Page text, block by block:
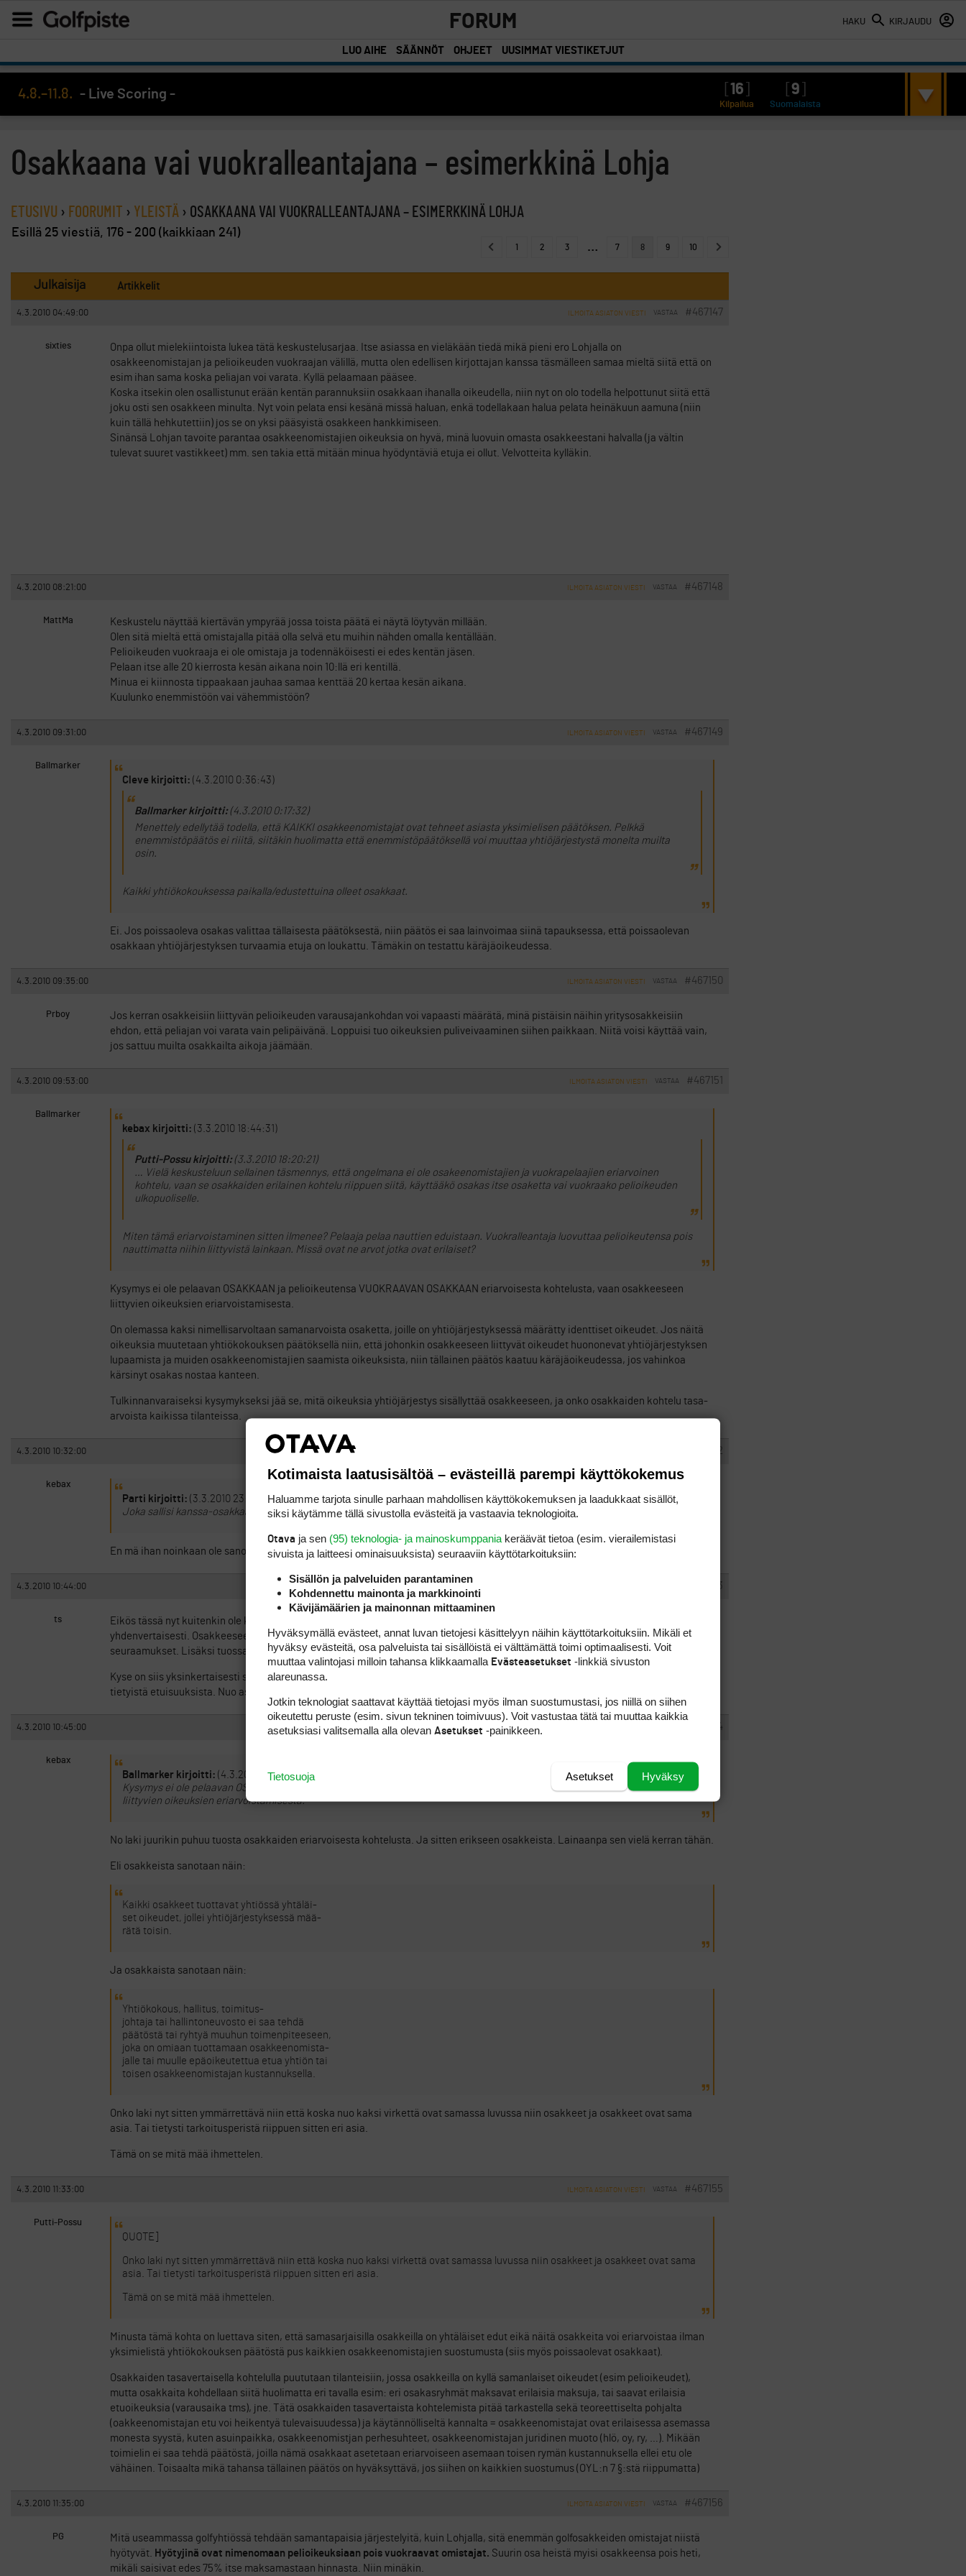
HAKU KIRJAUDU
FORUM
LUO AIHE SÄÄNNÖT OHJEET UUSIMMAT VIESTIKETJUT
4.8.–11.8. - Live Scoring - 16 9
Kilpailua Suomalaista
Osakkaana vai vuokralleantajana – esimerkkinä Lohja
ETUSIVU › FOORUMIT › YLEISTÄ › OSAKKAANA VAI VUOKRALLEANTAJANA – ESIMERKKINÄ LOHJA
Esillä 25 viestiä, 176 - 200 (kaikkiaan 241)
1 2 3 … 7 8 9 10
Julkaisija Artikkelit
4.3.2010 04:49:00 #467147
VASTAA
ILMOITA ASIATON VIESTI
sixties
Onpa ollut mielekiintoista lukea tätä keskustelusarjaa. Itse asiassa en vieläkään tiedä mikä pieni ero Lohjalla on
osakkeenomistajan ja pelioikeuden vuokraajan välillä, mutta olen edellisen kirjottajan kanssa täsmälleen samaa mieltä siitä että on
esim ihan sama koska peliajan voi varata. Kyllä pelaamaan pääsee.
Koska itsekin olen osallistunut erään kentän parannuksiin osakkaan ihanalla oikeudella, niin nyt on olo todella helpottunut siitä että
joku osti sen osakkeen minulta. Nyt voin pelata ensi kesänä missä haluan, enkä todellakaan halua pelata heinäkuun aamuna (niin
kuin tällä hehkutettiin) jos se on yksi pääsyistä osakkeen hankkimiseen.
Sinänsä Lohjan tavoite parantaa osakkeenomistajien oikeuksia on hyvä, minä luovuin omasta osakkeestani halvalla (ja vältin
tulevat suuret vastikkeet) mm. sen takia että mitään minua hyödyntäviä etuja ei ollut. Velvotteita kylläkin.
4.3.2010 08:21:00 #467148
VASTAA
ILMOITA ASIATON VIESTI
MattMa
Keskustelu näyttää kiertävän ympyrää jossa toista päätä ei näytä löytyvän millään.
Olen sitä mieltä että omistajalla pitää olla selvä etu muihin nähden omalla kentällään.
Pelioikeuden vuokraaja ei ole omistaja ja todennäköisesti ei edes kentän jäsen.
Pelaan itse alle 20 kierrosta kesän aikana noin 10:llä eri kentillä.
Minua ei kiinnosta tippaakaan jauhaa samaa kenttää 20 kertaa kesän aikana.
Kuulunko enemmistöön vai vähemmistöön?
4.3.2010 09:31:00 #467149
VASTAA
ILMOITA ASIATON VIESTI
Ballmarker
Cleve kirjoitti: (4.3.2010 0:36:43)
Ballmarker kirjoitti:(4.3.2010 0:17:32)
Menettely edellytää todella, että KAIKKI osakkeenomistajat ovat tehneet asiasta yksimielisen päätöksen. Pelkkä
enemmistöpäätös ei riiitä, siitäkin huolimatta että enemmistöpäätöksellä voi muuttaa yhtiöjärjestystä monelta muilta
osin.
Kaikki yhtiökokouksessa paikalla/edustettuina olleet osakkaat.
Ei. Jos poissaoleva osakas valittaa tällaisesta päätöksestä, niin päätös ei saa lainvoimaa siinä tapauksessa, että poissaolevan
osakkaan yhtiöjärjestyksen turvaamia etuja on loukattu. Tämäkin on testattu käräjäoikeudessa.
4.3.2010 09:35:00 #467150
VASTAA
ILMOITA ASIATON VIESTI
Prboy
Jos kerran osakkeisiin liittyvän pelioikeuden varausajankohdan voi vapaasti määrätä, minä pistäisin näihin yritysosakkeisiin
ehdon, että peliajan voi varata vain pelipäivänä. Loppuisi tuo oikeuksien puliveivaaminen siihen paikkaan. Niitä voisi käyttää vain,
jos sattuu muilta osakkailta aikoja jäämään.
4.3.2010 09:53:00 #467151
VASTAA
ILMOITA ASIATON VIESTI
Ballmarker
kebax kirjoitti: (3.3.2010 18:44:31)
Putti-Possu kirjoitti:(3.3.2010 18:20:21)
… Vielä keskusteluun sellainen täsmennys, että ongelmana ei ole osakeenomistajien ja vuokrapelaajien eriarvoinen
kohtelu, vaan se osakkaiden erilainen kohtelu riippuen siitä, käyttääkö osakas itse osaketta vai vuokraako pelioikeuden
ulkopuoliselle.
Miten tämä eriarvoistaminen sitten ilmenee? Pelaaja pelaa nauttien eduistaan. Vuokralleantaja luovuttaa pelioikeutensa pois
nauttimatta niihin liittyvistä lainkaan. Missä ovat ne arvot jotka ovat erilaiset?
Kysymys ei ole pelaavan OSAKKAAN ja pelioikeutensa VUOKRAAVAN OSAKKAAN eriarvoisesta kohtelusta, vaan osakkeeseen
liittyvien oikeuksien eriarvoistamisesta.
On olemassa kaksi nimellisarvoltaan samanarvoista osaketta, joille on yhtiöjärjestyksessä määrätty identtiset oikeudet. Jos näitä
oikeuksia muutetaan yhtiökokouksen päätöksellä niin, että johonkin osakkeeseen liittyvät oikeudet huononevat yhtiöjärjestyksen
lupaamista ja muiden osakkeenomistajien saamista oikeuksista, niin tällainen päätös kaatuu käräjäoikeudessa, jos vahinkoa
kärsinyt osakas nostaa kanteen.
Tulkinnanvaraiseksi kysymykseksi jää se, mitä oikeuksia yhtiöjärjestys sisällyttää osakkeeseen, ja onko osakkaiden kohtelu tasa-
arvoista kaikissa tilanteissa.
4.3.2010 10:32:00 #467152
kebax
Parti kirjoitti: (3.3.2010 23:08:49)
Joka sallisi kanssa-osakkaan selkäänpuukottamisen jos se olisi terassiparlamentin mielestä aivan ok?
En mä ihan noinkaan ole sanonut. Jos oikein muistan. Voin muistaa väärinkin.
4.3.2010 10:44:00 #467153
ts
Eikös tässä nyt kuitenkin ole kysymys siitä, että noiden muutostenkin jälkeen kaikkia osakkeita ja osakkaita kohdellaan täysin
yhdenvertaisesti. Osakkeeseen liittyvästä pleioikeudesta luopuminen on vapaaehtoista ja luopuessaan osakas tietää sen
seuraamukset. Lisäksi tuossakin tapauksessa kaikkia osakkeita kohdelaan samoin.
Kyse on siis yksinkertaisesti siitä, että osakkeeseen liittyy tiettyjen etujen nippu, ja jos luovut tietystä osasta sitä, niin luovut juuri
tietyistä etuisuuksista. Nuo asiat määritellään pelioikeusohjesäännössä juurkikin tasapuolisesti ja tarkasti.
4.3.2010 10:45:00 #467154
kebax
Ballmarker kirjoitti: (4.3.2010 7:53:25)
Kysymys ei ole pelaavan OSAKKAAN ja pelioikeutensa VUOKRAAVAN OSAKKAAN eriarvoisesta kohtelusta, vaan osakkeeseen
liittyvien oikeuksien eriarvoistamisesta.
No laki juurikin puhuu tuosta osakkaiden eriarvoisesta kohtelusta. Ja sitten erikseen osakkeista. Lainaanpa sen vielä kerran tähän.
Eli osakkeista sanotaan näin:
Kaikki osakkeet tuottavat yhtiössä yhtäläi-
set oikeudet, jollei yhtiöjärjestyksessä mää-
rätä toisin.
Ja osakkaista sanotaan näin:
Yhtiökokous, hallitus, toimitus-
johtaja tai hallintoneuvosto ei saa tehdä
päätöstä tai ryhtyä muuhun toimenpiteeseen,
joka on omiaan tuottamaan osakkeenomista-
jalle tai muulle epäoikeutettua etua yhtiön tai
toisen osakkeenomistajan kustannuksella.
Onko laki nyt sitten ymmärrettävä niin että koska nuo kaksi virkettä ovat samassa luvussa niin osakkeet ja osakkeet ovat sama
asia. Tai tietysti tarkoitusperistä riippuen sitten eri asia.
Tämä on se mitä mää ihmettelen.
4.3.2010 11:33:00 #467155
VASTAA
ILMOITA ASIATON VIESTI
Putti-Possu
QUOTE]
Onko laki nyt sitten ymmärrettävä niin että koska nuo kaksi virkettä ovat samassa luvussa niin osakkeet ja osakkeet ovat sama
asia. Tai tietysti tarkoitusperistä riippuen sitten eri asia.
Tämä on se mitä mää ihmettelen.
Minusta tämä kohta on luettava siten, että samasarjaisilla osakkeilla on yhtäläiset edut eikä näitä osakkeita voi eriarvoistaa ilman
yksimielistä yhtiökokouksen päätöstä pus kaikkien osakkeenomistajien suostumusta (siis myös poissaolevat osakkaat).
Osakkaiden tasavertaisella kohtelulla puututaan tilanteisiin, jossa osakkeilla on kyllä samanlaiset oikeudet (esim pelioikeudet),
mutta osakkaita kohdellaan siitä huolimatta eri tavalla esim: eri osakasryhmät maksavat erilaisia maksuja, tai saavat erilaisia
etuoikeuksia (varausaika tms), jne. Tätä osakkaiden tasavertaista kohtelemista pitää tarkastella sekä teoreettiselta pohjalta
(oakkeenomistajan etu voi heikentyä tulevaisuudessa) ja käytännölliseltä kannalta = osakkeenomistajat ovat erilaisessa asemassa
monesta syystä, kuten asuinpaikka, osakkeenomistjan perhesuhteet, osakkeenomistajan juridinen muoto (hlö, oy, ry, …). Mikään
toimielin ei saa tehdä päätöstä, joilla nämä osakkaat asetetaan eriarvoiseen asemaan toisen rymän kustannuksella ellei etu ole
vähäinen. Toisaalta mikä tahansa tällainen päätös on hyväksyttävä, jos siihen on kaikkien suostumus (OYL:n 7 §:stä riippumatta)
4.3.2010 11:35:00 #467156
VASTAA
ILMOITA ASIATON VIESTI
PG
Mitä useammassa golfyhtiössä tehdään samantapaisia järjestelyitä, kuin Lohjalla, sitä enemmän golfosakkeiden omistajat niistä
hyötyvät. Hyötyjinä ovat nimenomaan pelioikeuksiaan pois vuokraavat omistajat. Suurin osa heistä myisi osakkeensa pois heti,
mikäli saisivat edes 75% itse maksamastaan hinnasta. Niin minäkin.
Kotimaista laatusisältöä – evästeillä parempi käyttökokemus
Haluamme tarjota sinulle parhaan mahdollisen käyttökokemuksen ja laadukkaat sisällöt,
siksi käytämme tällä sivustolla evästeitä ja vastaavia teknologioita.
Otava ja sen (95) teknologia- ja mainoskumppania keräävät tietoa (esim. vierailemis­tasi
sivuista ja laitteesi ominaisuuk­sista) seuraaviin käyttötarkoituksiin:
Sisällön ja palveluiden parantaminen
Kohdennettu mainonta ja markkinointi
Kävijämäärien ja mainonnan mittaaminen
Hyväksymällä evästeet, annat luvan tietojesi käsittelyyn näihin käyttötarkoituksiin. Mikäli et
hyväksy evästeitä, osa palveluista tai sisällöistä ei välttämättä toimi optimaalisesti. Voit
muuttaa valintojasi milloin tahansa klikkaamalla Evästeasetukset -linkkiä sivuston
alareunassa.
Jotkin teknologiat saattavat käyttää tietojasi myös ilman suostumustasi, jos niillä on siihen
oikeutettu peruste (esim. sivun tekninen toimivuus). Voit vastustaa tätä tai muuttaa kaikkia
asetuksiasi valitsemalla alla olevan Asetukset -painikkeen.
Hyväksy
Asetukset
Tietosuoja